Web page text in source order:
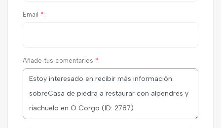
Email *:
Añade tus comentarios *: